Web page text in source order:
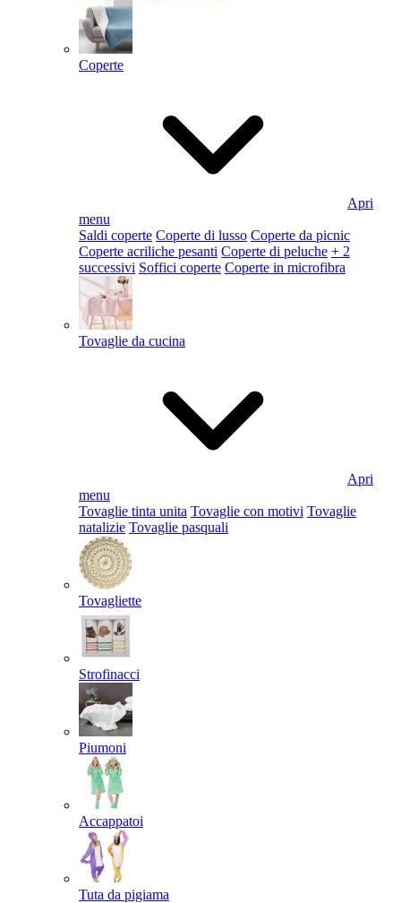
Coperte
Apri
menu
Saldi coperte Coperte di lusso Coperte da picnic
Coperte acriliche pesanti Coperte di peluche + 2
successivi Soffici coperte Coperte in microfibra
Tovaglie da cucina
Apri
menu
Tovaglie tinta unita Tovaglie con motivi Tovaglie
natalizie Tovaglie pasquali
Tovagliette
Strofinacci
Piumoni
Accappatoi
Tuta da pigiama